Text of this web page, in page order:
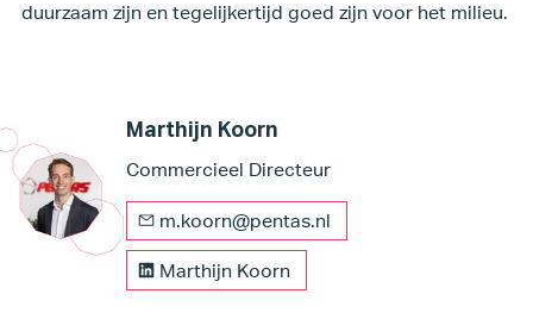
duurzaam zijn en tegelijkertijd goed zijn voor het milieu.
Marthijn Koorn
Commercieel Directeur
m.koorn@pentas.nl
Marthijn Koorn